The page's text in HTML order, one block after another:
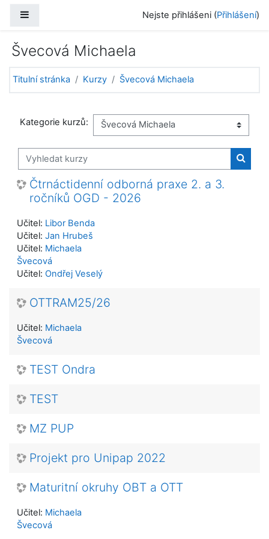
Nejste přihlášeni (Přihlášení)
Švecová Michaela
Titulní stránka Kurzy Švecová Michaela
Kategorie kurzů:
Vyhledat kurzy
Čtrnáctidenní odborná praxe 2. a 3.
ročníků OGD - 2026
Učitel: Libor Benda
Učitel: Jan Hrubeš
Učitel: Michaela
Švecová
Učitel: Ondřej Veselý
OTTRAM25/26
Učitel: Michaela
Švecová
TEST Ondra
TEST
MZ PUP
Projekt pro Unipap 2022
Maturitní okruhy OBT a OTT
Učitel: Michaela
Švecová